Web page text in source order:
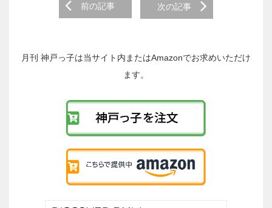
稿
前の記事 次の記事
月刊 神戸っ子は当サイト内またはAmazonでお求めいただけ
ます。